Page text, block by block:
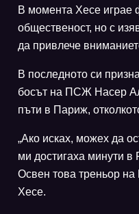
В момента Хесе играе
общественост, но с
да привлече
В последното си
босът на ПСЖ Насер
пъти в Париж,
„Ако исках, можех да
ми достигаха минути
Освен това треньор
Хесе.